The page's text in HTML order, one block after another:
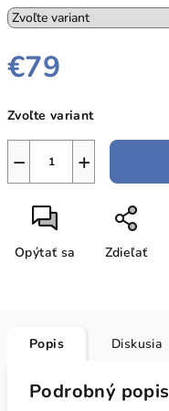
€79
cena:
Zvoľte variant
+
−
Opýtať sa Zdieľať
Popis Diskusia
Podrobný popis